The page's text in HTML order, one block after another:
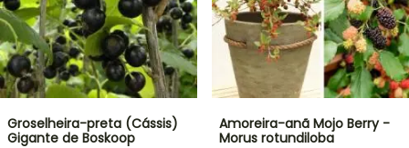
Groselheira-preta (Cássis)
Gigante de Boskoop
Amoreira-anã Mojo Berry -
Morus rotundiloba